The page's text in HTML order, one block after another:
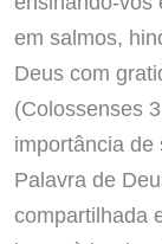
em salmos,
Deus com
(Colossenses
importância de
Palavra de
compartilhada